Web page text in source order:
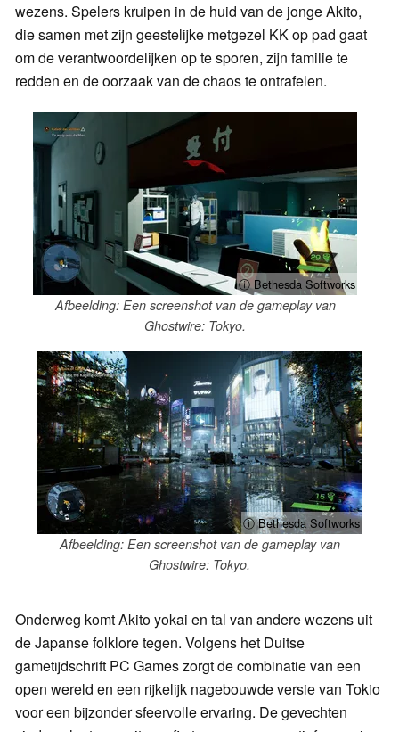
wezens. Spelers kruipen in de huid van de jonge Akito,
die samen met zijn geestelijke metgezel KK op pad gaat
om de verantwoordelijken op te sporen, zijn familie te
redden en de oorzaak van de chaos te ontrafelen.
ⓘ Bethesda Softworks
Afbeelding: Een screenshot van de gameplay van
Ghostwire: Tokyo.
ⓘ Bethesda Softworks
Afbeelding: Een screenshot van de gameplay van
Ghostwire: Tokyo.
Onderweg komt Akito yokai en tal van andere wezens uit
de Japanse folklore tegen. Volgens het Duitse
gametijdschrift PC Games zorgt de combinatie van een
open wereld en een rijkelijk nagebouwde versie van Tokio
voor een bijzonder sfeervolle ervaring. De gevechten